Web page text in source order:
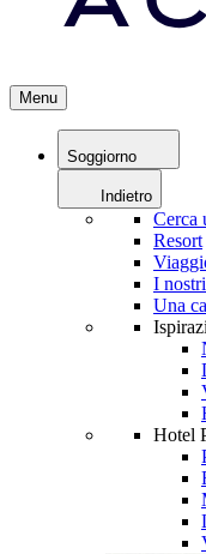
Menu
Soggiorno
Indietro
Cerca
Resort
I
Una
Hotel